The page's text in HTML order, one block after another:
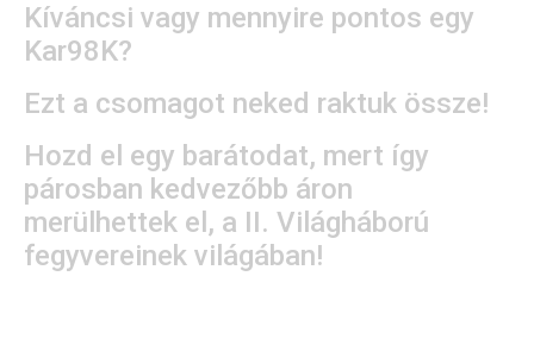
Kíváncsi vagy mennyire pontos egy
Kar98K?
Ezt a csomagot neked raktuk össze!
Hozd el egy barátodat, mert így
párosban kedvezőbb áron
merülhettek el, a II. Világháború
fegyvereinek világában!